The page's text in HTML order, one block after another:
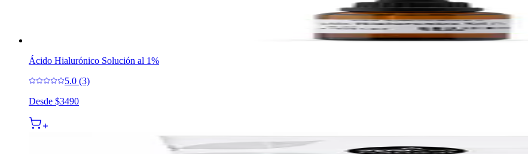
Ácido Hialurónico Solución al 1%
5.0 (3)
Desde $3490